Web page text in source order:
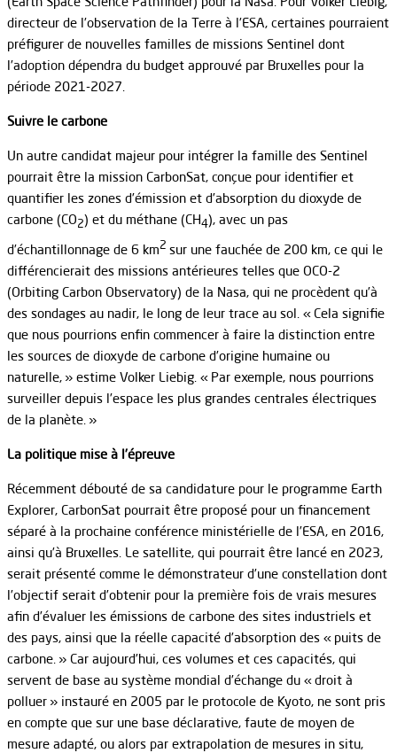
directeur de l’observation de la Terre à l’ESA, certaines pourraient
préfigurer de nouvelles familles de missions Sentinel dont
l’adoption dépendra du budget approuvé par Bruxelles pour la
période 2021-2027.
Suivre le carbone
Un autre candidat majeur pour intégrer la famille des Sentinel
pourrait être la mission CarbonSat, conçue pour identifier et
quantifier les zones d’émission et d’absorption du dioxyde de
carbone (CO2) et du méthane (CH4), avec un pas
d’échantillonnage de 6 km2 sur une fauchée de 200 km, ce qui le
différencierait des missions antérieures telles que OCO-2
(Orbiting Carbon Observatory) de la Nasa, qui ne procèdent qu’à
des sondages au nadir, le long de leur trace au sol. « Cela signifie
que nous pourrions enfin commencer à faire la distinction entre
les sources de dioxyde de carbone d’origine humaine ou
naturelle, » estime Volker Liebig. « Par exemple, nous pourrions
surveiller depuis l’espace les plus grandes centrales électriques
de la planète. »
La politique mise à l’épreuve
Récemment débouté de sa candidature pour le programme Earth
Explorer, CarbonSat pourrait être proposé pour un financement
séparé à la prochaine conférence ministérielle de l’ESA, en 2016,
ainsi qu’à Bruxelles. Le satellite, qui pourrait être lancé en 2023,
serait présenté comme le démonstrateur d’une constellation dont
l’objectif serait d’obtenir pour la première fois de vrais mesures
afin d’évaluer les émissions de carbone des sites industriels et
des pays, ainsi que la réelle capacité d’absorption des « puits de
carbone. » Car aujourd’hui, ces volumes et ces capacités, qui
servent de base au système mondial d’échange du « droit à
polluer » instauré en 2005 par le protocole de Kyoto, ne sont pris
en compte que sur une base déclarative, faute de moyen de
mesure adapté, ou alors par extrapolation de mesures in situ,